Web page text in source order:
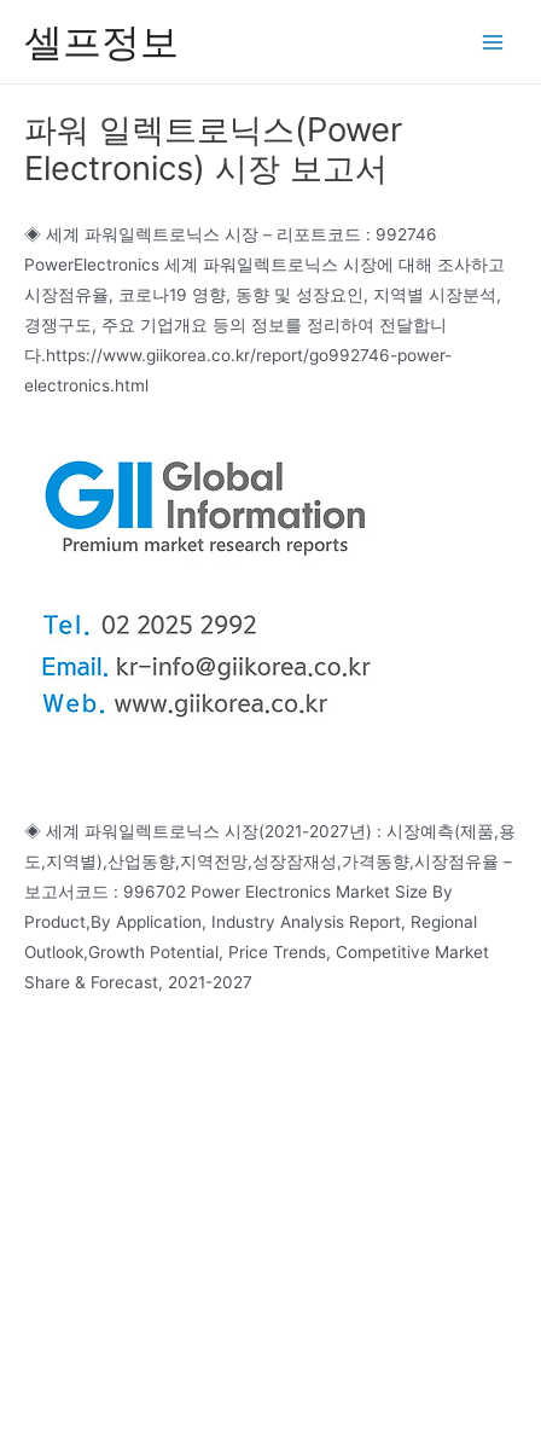
셀프정보
파워 일렉트로닉스(Power
Electronics) 시장 보고서
◈ 세계 파워일렉트로닉스 시장 – 리포트코드 : 992746
PowerElectronics 세계 파워일렉트로닉스 시장에 대해 조사하고
시장점유율, 코로나19 영향, 동향 및 성장요인, 지역별 시장분석,
경쟁구도, 주요 기업개요 등의 정보를 정리하여 전달합니
다.https://www.giikorea.co.kr/report/go992746-power-
electronics.html
◈ 세계 파워일렉트로닉스 시장(2021-2027년) : 시장예측(제품,용
도,지역별),산업동향,지역전망,성장잠재성,가격동향,시장점유율 –
보고서코드 : 996702 Power Electronics Market Size By
Product,By Application, Industry Analysis Report, Regional
Outlook,Growth Potential, Price Trends, Competitive Market
Share & Forecast, 2021-2027